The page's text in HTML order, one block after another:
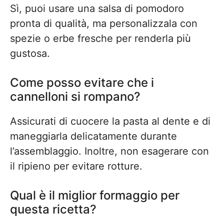
Sì, puoi usare una salsa di pomodoro
pronta di qualità, ma personalizzala con
spezie o erbe fresche per renderla più
gustosa.
Come posso evitare che i
cannelloni si rompano?
Assicurati di cuocere la pasta al dente e di
maneggiarla delicatamente durante
l’assemblaggio. Inoltre, non esagerare con
il ripieno per evitare rotture.
Qual è il miglior formaggio per
questa ricetta?